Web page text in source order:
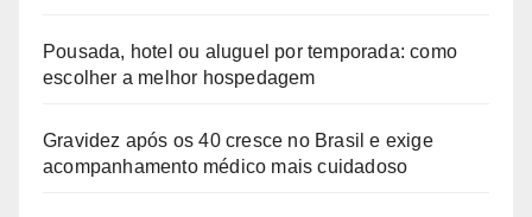
Pousada, hotel ou aluguel por temporada: como
escolher a melhor hospedagem
Gravidez após os 40 cresce no Brasil e exige
acompanhamento médico mais cuidadoso